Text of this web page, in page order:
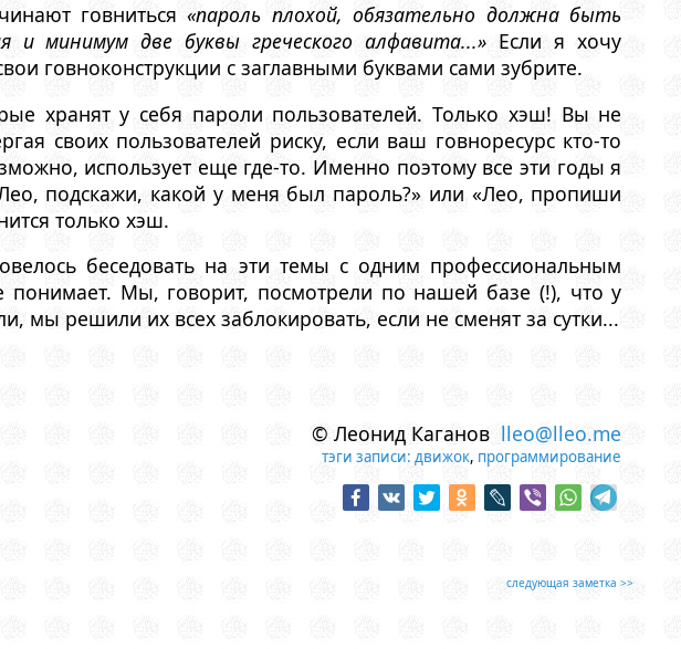
говниться«пароль плохой, обязательно должна быть
и минимум две буквы греческого алфавита...» Если я хочу
говноконструкции с заглавными буквами сами зубрите.
хранят у себя пароли пользователей. Только хэш! Вы не
своих пользователей риску, если ваш говноресурс кто-то
использует еще где-то. Именно поэтому все эти годы я
подскажи, какой у меня был пароль?» или «Лео, пропиши
только хэш.
беседовать на эти темы с одним профессиональным
понимает. Мы, говорит, посмотрели по нашей базе (!), что у
мы решили их всех заблокировать, если не сменят за сутки...
© Леонид Каганов lleo@lleo.me
тэги записи: движок, программирование
следующая заметка >>